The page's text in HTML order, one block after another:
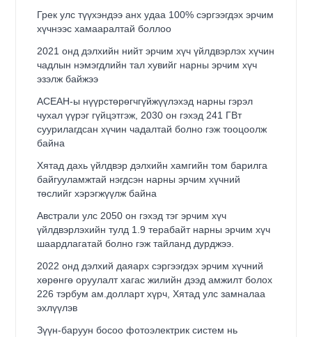
Грек улс түүхэндээ анх удаа 100% сэргээгдэх эрчим
хүчнээс хамааралтай боллоо
2021 онд дэлхийн нийт эрчим хүч үйлдвэрлэх хүчин
чадлын нэмэгдлийн тал хувийг нарны эрчим хүч
эзэлж байжээ
АСЕАН-ы нүүрстөрөгчгүйжүүлэхэд нарны гэрэл
чухал үүрэг гүйцэтгэж, 2030 он гэхэд 241 ГВт
суурилагдсан хүчин чадалтай болно гэж тооцоолж
байна
Хятад дахь үйлдвэр дэлхийн хамгийн том барилга
байгууламжтай нэгдсэн нарны эрчим хүчний
төслийг хэрэгжүүлж байна
Австрали улс 2050 он гэхэд тэг эрчим хүч
үйлдвэрлэхийн тулд 1.9 терабайт нарны эрчим хүч
шаардлагатай болно гэж тайланд дурджээ.
2022 онд дэлхий даяарх сэргээгдэх эрчим хүчний
хөрөнгө оруулалт хагас жилийн дээд амжилт болох
226 тэрбум ам.долларт хүрч, Хятад улс замналаа
эхлүүлэв
Зүүн-баруун босоо фотоэлектрик систем нь